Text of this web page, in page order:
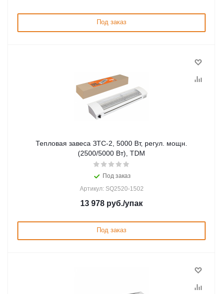
Под заказ
Тепловая завеса ЗТС-2, 5000 Вт, регул. мощн.
(2500/5000 Вт), TDM
Под заказ
Артикул: SQ2520-1502
13 978 руб./упак
Под заказ